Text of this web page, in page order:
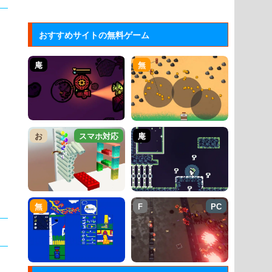
おすすめサイトの無料ゲーム
庵 無
お スマホ対応 庵
無 F PC